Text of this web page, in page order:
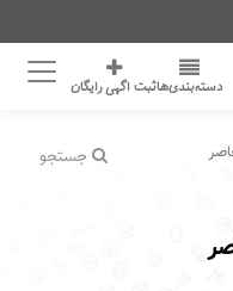
دسته‌بندی‌هاثبت اگهی رایگان
جستجو